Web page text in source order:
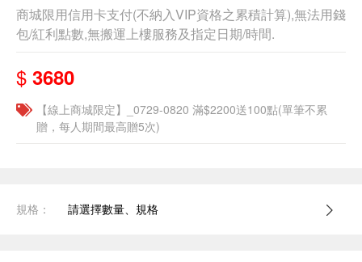
商城限用信用卡支付(不納入VIP資格之累積計算),無法用錢
包/紅利點數,無搬運上樓服務及指定日期/時間.
$ 3680
【線上商城限定】_0729-0820 滿$2200送100點(單筆不累
贈，每人期間最高贈5次)
規格： 請選擇數量、規格